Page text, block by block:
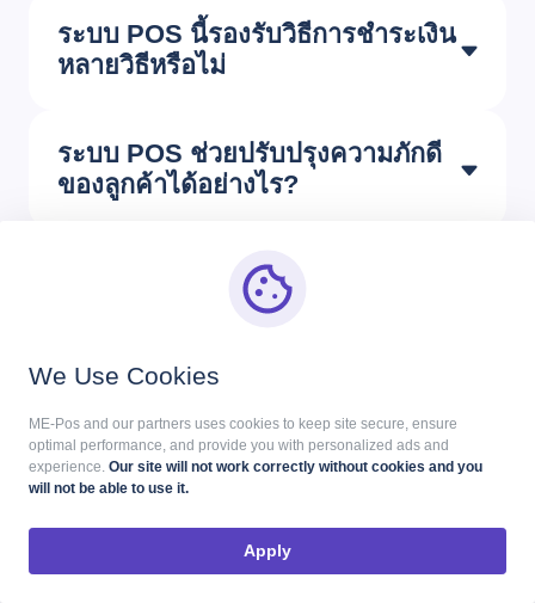
ระบบ POS นี้รองรับวิธีการชำระเงิน
หลายวิธีหรือไม่
ระบบ POS ช่วยปรับปรุงความภักดี
ของลูกค้าได้อย่างไร?
ไม่? ติดต่อเรา!
We Use Cookies
ME-Pos and our partners uses cookies to keep site secure, ensure
optimal performance, and provide you with personalized ads and
experience. Our site will not work correctly without cookies and you
will not be able to use it.
Apply